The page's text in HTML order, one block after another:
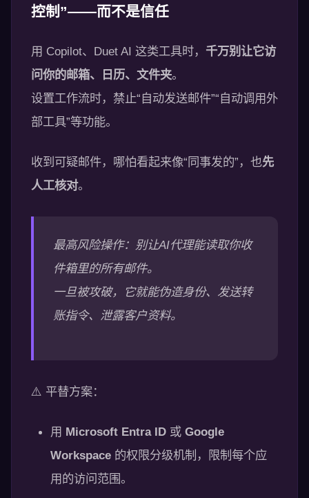
控制”——而不是信任
用 Copilot、Duet AI 这类工具时， 千万别让它访
问你的邮箱、日历、文件夹。
设置工作流时，禁止“自动发送邮件”“自动调用外
部工具”等功能。
收到可疑邮件，哪怕看起来像“同事发的”，也先
人工核对。
最高风险操作：别让AI代理能读取你收
件箱里的所有邮件。
一旦被攻破，它就能伪造身份、发送转
账指令、泄露客户资料。
⚠️ 平替方案：
用 Microsoft Entra ID 或 Google
Workspace 的权限分级机制，限制每个应
用的访问范围。